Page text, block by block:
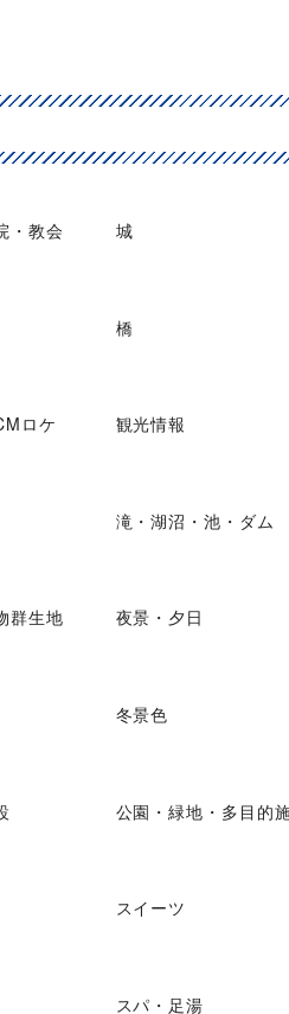
・教会 城
橋
ロケ
観光情報
滝・湖沼・池・ダム
群生地 夜景・夕日
冬景色
公園・緑地・多目的
スイーツ
スパ・足湯